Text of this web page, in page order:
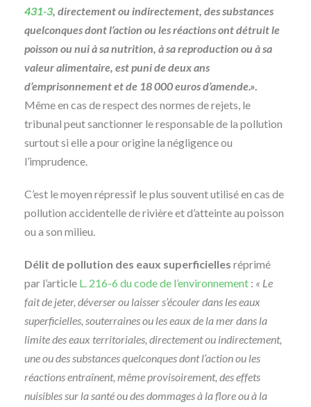
431-3, directement ou indirectement, des substances
quelconques dont l’action ou les réactions ont détruit le
poisson ou nui à sa nutrition, à sa reproduction ou à sa
valeur alimentaire, est puni de deux ans
d’emprisonnement et de 18 000 euros d’amende.».
Même en cas de respect des normes de rejets, le
tribunal peut sanctionner le responsable de la pollution
surtout si elle a pour origine la négligence ou
l’imprudence.
C’est le moyen répressif le plus souvent utilisé en cas de
pollution accidentelle de rivière et d’atteinte au poisson
ou a son milieu.
Délit de pollution des eaux superficielles réprimé
par l’article L. 216-6 du code de l’environnement : « Le
fait de jeter, déverser ou laisser s’écouler dans les eaux
superficielles, souterraines ou les eaux de la mer dans la
limite des eaux territoriales, directement ou indirectement,
une ou des substances quelconques dont l’action ou les
réactions entraînent, même provisoirement, des effets
nuisibles sur la santé ou des dommages à la flore ou à la